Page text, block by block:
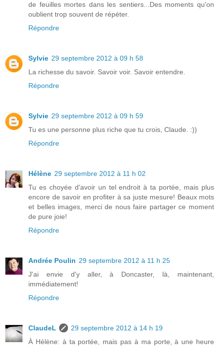
de feuilles mortes dans les sentiers...Des moments qu'on
oublient trop souvent de répéter.
Répondre
Sylvie 29 septembre 2012 à 09 h 58
La richesse du savoir. Savoir voir. Savoir entendre.
Répondre
Sylvie 29 septembre 2012 à 09 h 59
Tu es une personne plus riche que tu crois, Claude. :))
Répondre
Hélène 29 septembre 2012 à 11 h 02
Tu es choyée d'avoir un tel endroit à ta portée, mais plus
encore de savoir en profiter à sa juste mesure! Beaux mots
et belles images, merci de nous faire partager ce moment
de pure joie!
Répondre
Andrée Poulin 29 septembre 2012 à 11 h 25
J'ai envie d'y aller, à Doncaster, là, maintenant,
immédiatement!
Répondre
ClaudeL
29 septembre 2012 à 14 h 19
À Hélène: à ta portée, mais pas à ma porte, à une heure